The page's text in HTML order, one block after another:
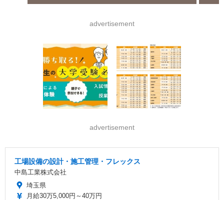
advertisement
advertisement
工場設備の設計・施工管理・フレックス
中島工業株式会社
埼玉県
月給30万5,000円～40万円